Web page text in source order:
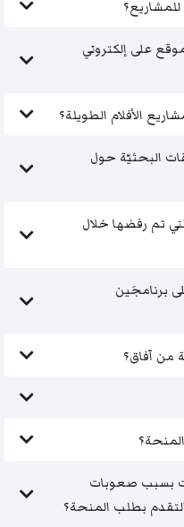
على إلكتروني
الأفلام الطويلة؟
البحثيّة حول
تم رفضها خلال
برنامجَين
آفاق؟
بسبب صعوبات
بطلب المنحة؟